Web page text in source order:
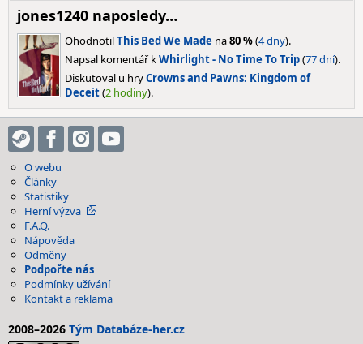
jones1240 naposledy…
OhodnotilThis Bed We Made na80 %(4 dny).
Napsal komentář kWhirlight - No Time To Trip(77 dní).
Diskutoval u hryCrowns and Pawns: Kingdom of
Deceit(2 hodiny).
O webu
Články
Statistiky
Herní výzva
F.A.Q.
Nápověda
Odměny
Podpořte nás
Podmínky užívání
Kontakt a reklama
2008–2026 Tým Databáze-her.cz